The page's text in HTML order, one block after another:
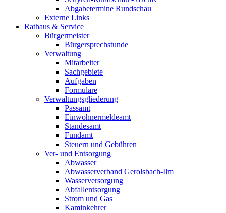
Abgabetermine Rundschau
Externe Links
Rathaus & Service
Bürgermeister
Bürgersprechstunde
Verwaltung
Mitarbeiter
Sachgebiete
Aufgaben
Formulare
Verwaltungsgliederung
Passamt
Einwohnermeldeamt
Standesamt
Fundamt
Steuern und Gebühren
Ver- und Entsorgung
Abwasser
Abwasserverband Gerolsbach-Ilm
Wasserversorgung
Abfallentsorgung
Strom und Gas
Kaminkehrer